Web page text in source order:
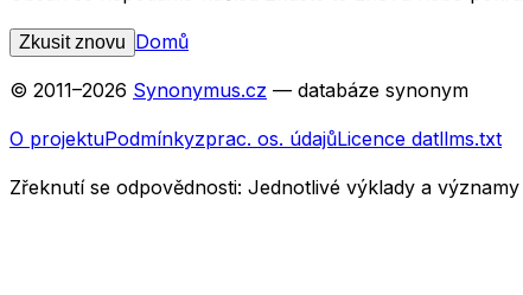
Zkusit znovu Domů
© 2011–2026 Synonymus.cz — databáze synonym
O projektuPodmínkyzprac. os. údajůLicence datllms.txt
Zřeknutí se odpovědnosti: Jednotlivé výklady a